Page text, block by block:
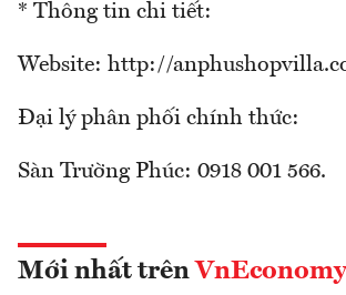
* Thông tin chi tiết:
Website: http://
Đại lý phân phối chính thức:
Sàn Trường Phúc: 0918 001 566.
Mới nhất trên VnEconomy